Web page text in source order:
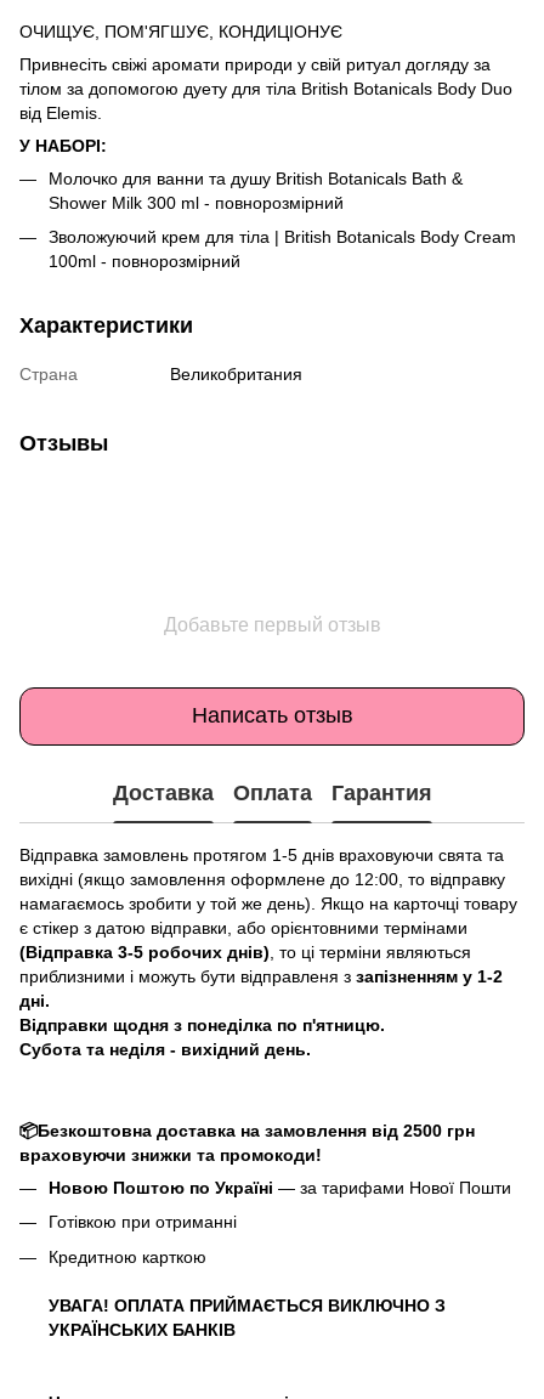
ОЧИЩУЄ, ПОМ'ЯГШУЄ, КОНДИЦІОНУЄ
Привнесіть свіжі аромати природи у свій ритуал догляду за
тілом за допомогою дуету для тіла British Botanicals Body Duo
від Elemis.
У НАБОРІ:
Молочко для ванни та душу British Botanicals Bath &
Shower Milk 300 ml - повнорозмірний
Зволожуючий крем для тіла | British Botanicals Body Cream
100ml - повнорозмірний
Характеристики
Страна Великобритания
Отзывы
Добавьте первый отзыв
Написать отзыв
Доставка Оплата Гарантия
Відправка замовлень протягом 1-5 днів враховуючи свята та
вихідні (якщо замовлення оформлене до 12:00, то відправку
намагаємось зробити у той же день). Якщо на карточці товару
є стікер з датою відправки, або орієнтовними термінами
(Відправка 3-5 робочих днів) , то ці терміни являються
приблизними і можуть бути відправленя з запізненням у 1-2
дні.
Відправки щодня з понеділка по п'ятницю.
Субота та неділя - вихідний день.
📦Безкоштовна доставка на замовлення від 2500 грн
враховуючи знижки та промокоди!
Новою Поштою по Україні — за тарифами Нової Пошти
Готівкою при отриманні
Кредитною карткою
УВАГА! ОПЛАТА ПРИЙМАЄТЬСЯ ВИКЛЮЧНО З
УКРАЇНСЬКИХ БАНКІВ